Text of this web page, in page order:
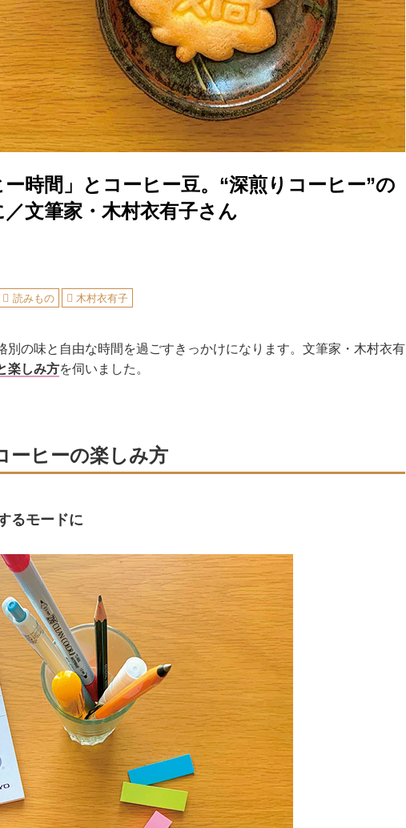
時間」とコーヒー豆。“深煎りコーヒー”の
文筆家・木村衣有子さん
読みもの 木村衣有子
別の味と自由な時間を過ごすきっかけになります。文筆家・木村衣有
楽しみ方を伺いました。
ーヒーの楽しみ方
るモードに